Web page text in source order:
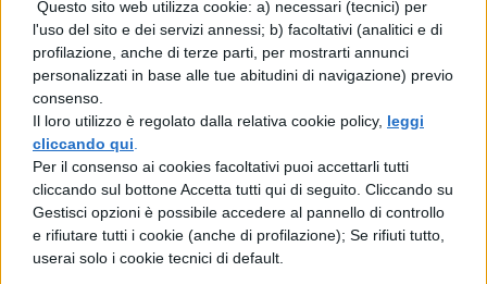
Questo sito web utilizza cookie: a) necessari (tecnici) per
l'uso del sito e dei servizi annessi; b) facoltativi (analitici e di
profilazione, anche di terze parti, per mostrarti annunci
personalizzati in base alle tue abitudini di navigazione) previo
consenso.
Il loro utilizzo è regolato dalla relativa cookie policy, leggi
cliccando qui
Per il consenso ai cookies facoltativi puoi accettarli tutti
cliccando sul bottone Accetta tutti qui di seguito. Cliccando su
Gestisci opzioni è possibile accedere al pannello di controllo
e rifiutare tutti i cookie (anche di profilazione); Se rifiuti tutto,
userai solo i cookie tecnici di default.
aumenti del salario e delle garanzie contro
il licenziamento. I contadini, soprattutto i
braccianti, volevano la riforma agraria che
era stata promessa dopo la disfatta di
Caporetto. A portare avanti le motivazioni
dei lavoratori furono soprattutto le
organizzazioni sindacali. Per contrastare i
lavoratori, anche i padroni si unirono in